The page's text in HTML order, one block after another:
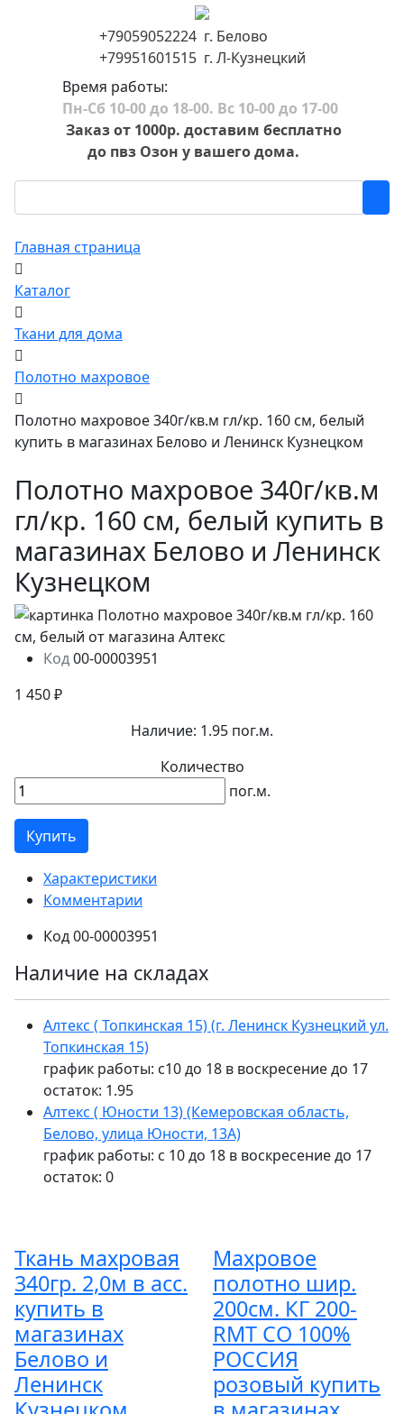
+79059052224 г. Белово
+79951601515 г. Л-Кузнецкий
Время работы:
Пн-Сб 10-00 до 18-00. Вс 10-00 до 17-00
Заказ от 1000р. доставим бесплатно
до пвз Озон у вашего дома.
Главная страница
Каталог
Ткани для дома
Полотно махровое
Полотно махровое 340г/кв.м гл/кр. 160 см, белый
купить в магазинах Белово и Ленинск Кузнецком
Полотно махровое 340г/кв.м
гл/кр. 160 см, белый купить в
магазинах Белово и Ленинск
Кузнецком
Код00-00003951
1 450 ₽
Наличие: 1.95 пог.м.
Количество
пог.м.
Купить
Характеристики
Комментарии
Код00-00003951
Наличие на складах
Алтекс ( Топкинская 15) (г. Ленинск Кузнецкий ул.
Топкинская 15)
график работы: с10 до 18 в воскресение до 17
остаток: 1.95
Алтекс ( Юности 13) (Кемеровская область,
Белово, улица Юности, 13А)
график работы: с 10 до 18 в воскресение до 17
остаток: 0
Ткань махровая
340гр. 2,0м в асс.
купить в
магазинах
Белово и
Ленинск
Махровое
полотно шир.
200см. КГ 200-
RMT СО 100%
РОССИЯ
розовый купить